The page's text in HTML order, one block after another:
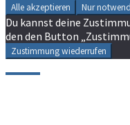
Alle akzeptieren Nur
Du kannst deine
den den Button
Zustimmung wiederrufen